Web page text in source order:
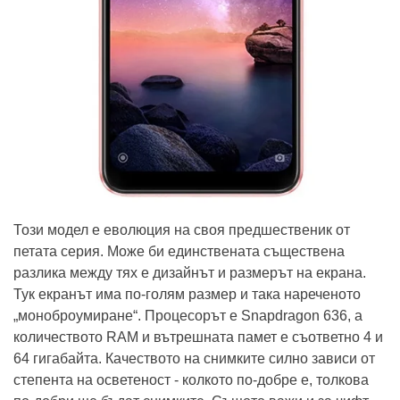
Този модел е еволюция на своя предшественик от
петата серия. Може би единствената съществена
разлика между тях е дизайнът и размерът на екрана.
Тук екранът има по-голям размер и така нареченото
„моноброумиране“. Процесорът е Snapdragon 636, а
количеството RAM и вътрешната памет е съответно 4 и
64 гигабайта. Качеството на снимките силно зависи от
степента на осветеност - колкото по-добре е, толкова